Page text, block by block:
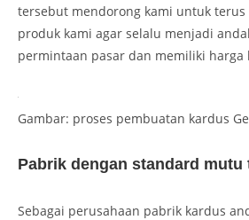
tersebut mendorong kami untuk terus
produk kami agar selalu menjadi
permintaan pasar dan memiliki harga
Gambar: proses pembuatan kardus
Pabrik dengan standard mutu
Sebagai perusahaan pabrik kardus